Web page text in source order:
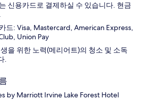
신용카드로 결제하실 수 있습니다. 현금
드: Visa, Mastercard, American Express,
Union Pay
을 위한 노력(메리어트)의 청소 및 소독
.
by Marriott Irvine Lake Forest Hotel